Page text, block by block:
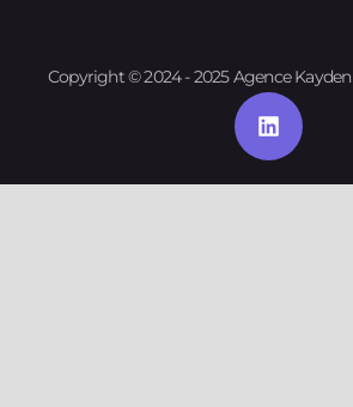
Copyright © 2024 - 2025 Agence Kayden